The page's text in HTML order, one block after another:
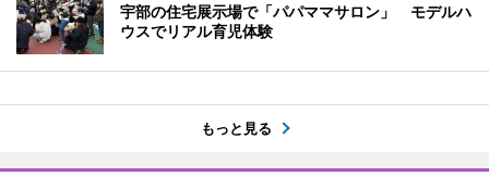
宇部の住宅展示場で「パパママサロン」 モデルハ
ウスでリアル育児体験
もっと見る